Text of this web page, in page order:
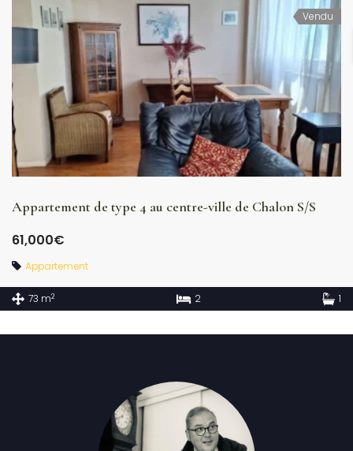
Vendu
Appartement de type 4 au centre-ville de Chalon S/S
61,000€
Appartement
73 m2 2 1